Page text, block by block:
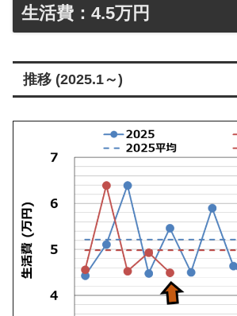
生活費：4.5万円
推移 (2025.1～)